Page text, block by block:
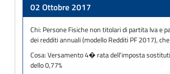
02 Ottobre 2017
Chi: Persone Fisiche non titolari di partita Iva e
dei redditi annuali (modello Redditi PF 2017),
Cosa:Versamento 4� rata dell'imposta
dello 0,77%